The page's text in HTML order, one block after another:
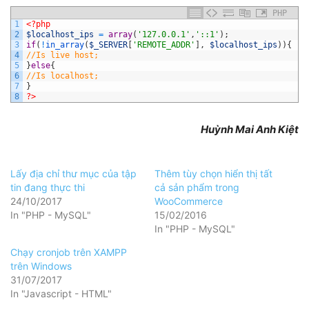
PHP
1
2
3
4
5
6
7
8
<?php
$localhost_ips = array( '127.0.0.1' , '::1' ) ;
if( ! in_array( $_SERVER 'REMOTE_ADDR' , $localhost_ips ) ) {
//Is live host;
}else{
//Is localhost;
}
?>
Huỳnh Mai Anh Kiệt
Lấy địa chỉ thư mục của tập
tin đang thực thi
24/10/2017
In "PHP - MySQL"
Thêm tùy chọn hiển thị tất
cả sản phẩm trong
WooCommerce
15/02/2016
In "PHP - MySQL"
Chạy cronjob trên XAMPP
trên Windows
31/07/2017
In "Javascript - HTML"